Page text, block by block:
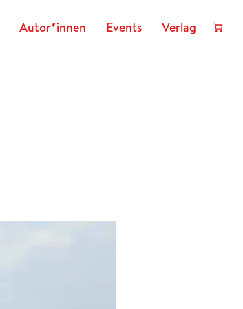
Autor*innen Events Verlag